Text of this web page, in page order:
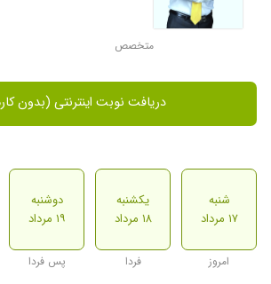
متخصص
دریافت نوبت اینترنتی (بدون
شنبه
۱۷ مرداد
امروز
یکشنبه
۱۸ مرداد
فردا
دوشنبه
۱۹ مرداد
پس فردا